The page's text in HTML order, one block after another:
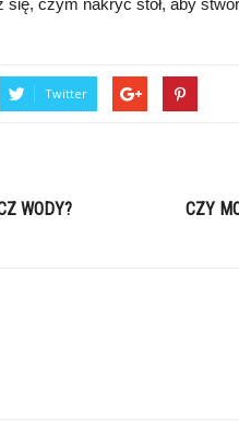
się, czym nakryć stół, aby
Twitter
WODY? CZY